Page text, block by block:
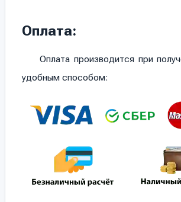
Оплата:
Оплата производится при
удобным способом: